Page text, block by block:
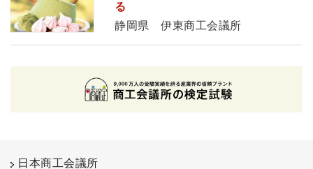
る
静岡県 伊東商工会議所
日本商工会議所